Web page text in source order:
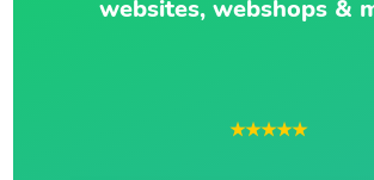
websites, webshops &
★★★★★